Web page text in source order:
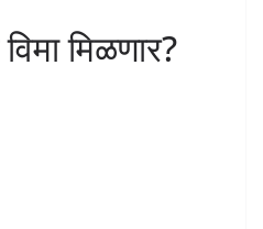
मिळणार?